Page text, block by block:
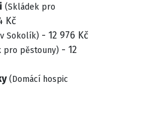
(Skládek pro
Kč
Sokolík) - 12 976 Kč
pro pěstouny) - 12
(Domácí hospic